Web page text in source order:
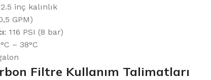
inç kalınlık
GPM)
: 116 PSI (8 bar)
– 38°C
Filtre Kullanım Talimatları